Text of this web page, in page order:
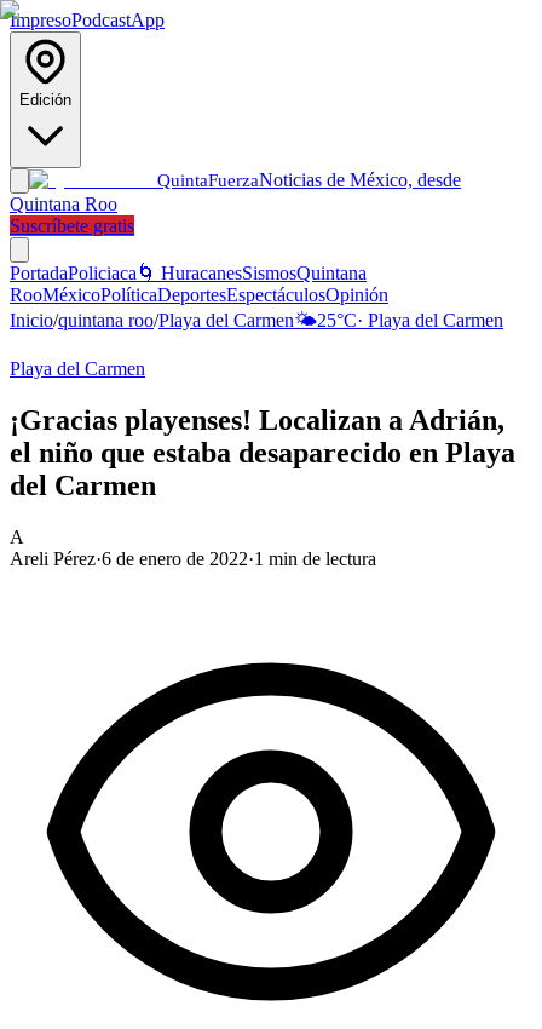
ImpresoPodcastApp
Edición
QuintaFuerzaNoticias de México, desde
Quintana Roo
Suscríbete gratis
PortadaPoliciaca 🌀 HuracanesSismosQuintana
RooMéxicoPolíticaDeportesEspectáculosOpinión
Inicio/quintana roo/Playa del Carmen🌤️25°C· Playa del Carmen
Playa del Carmen
¡Gracias playenses! Localizan a Adrián,
el niño que estaba desaparecido en Playa
del Carmen
A
Areli Pérez·6 de enero de 2022·1 min de lectura